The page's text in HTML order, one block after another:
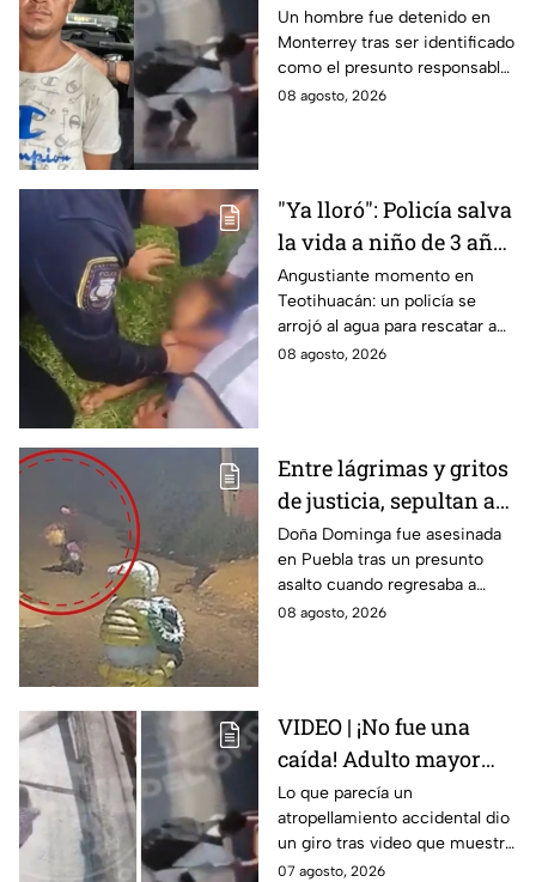
contra tráiler; provocó
su muerte en
Monterrey
Un hombre fue detenido en
Monterrey tras ser identificado
como el presunto responsable
de la muerte de un adulto
08 agosto, 2026
"Ya lloró": Policía salva
la vida a niño de 3 años
que cayó a un lago en
Teotihuacán; aplicó
RCP (VIDEO)
Angustiante momento en
Teotihuacán: un policía se
arrojó al agua para rescatar a
un pequeño que no respiraba y
08 agosto, 2026
Entre lágrimas y gritos
de justicia, sepultan a
doña Dominga, la
abuelita asesinada tras
asalto en Amozoc,
Puebla
Doña Dominga fue asesinada
en Puebla tras un presunto
asalto cuando regresaba a
casa; familiares y amigos la
08 agosto, 2026
VIDEO | ¡No fue una
caída! Adulto mayor
muere atropellado por
tráiler; joven lo empujó
en Monterrey
Lo que parecía un
atropellamiento accidental dio
un giro tras video que muestra
cómo un joven empujó a
07 agosto, 2026